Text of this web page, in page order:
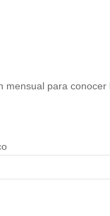
mensual para conocer